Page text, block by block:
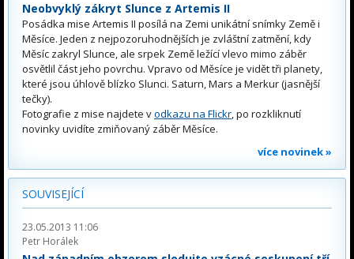
Neobvyklý zákryt Slunce z Artemis II
Posádka mise Artemis II posílá na Zemi unikátní snímky Země i
Měsíce. Jeden z nejpozoruhodnějších je zvláštní zatmění, kdy
Měsíc zakryl Slunce, ale srpek Země ležící vlevo mimo záběr
osvětlil část jeho povrchu. Vpravo od Měsíce je vidět tři planety,
které jsou úhlově blízko Slunci. Saturn, Mars a Merkur (jasnější
tečky).
Fotografie z mise najdete vodkazu na Flickr, po rozkliknutí
novinky uvidíte zmiňovaný záběr Měsíce.
více novinek »
SOUVISEJÍCÍ
23.05.2013 11:06
Petr Horálek